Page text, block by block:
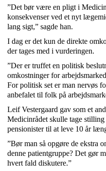
”Det bør være en pligt i
konsekvenser ved et nyt
lang sigt,” sagde han.
I dag er det kun de direkte
der tages med i vurderingen.
”Der er truffet en politisk
omkostninger for
For politisk set er man nervøs
anbefalet til folk på
Leif Vestergaard gav som et
Medicinrådet skulle tage
pensionister til at leve 10 år
”Bør man så opgøre de ekstra
denne patientgruppe? Det gør
hvert fald diskutere.”